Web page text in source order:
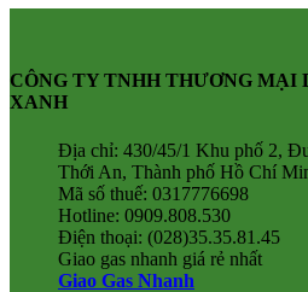
CÔNG TY TNHH THƯƠNG MẠI
XANH
Địa chỉ: 430/45/1 Khu phố 2,
Thới An, Thành phố Hồ Chí
Mã số thuế: 0317776698
Hotline: 0909.808.530
Điện thoại: (028)35.35.81.45
Giao gas nhanh giá rẻ nhất
Giao Gas Nhanh